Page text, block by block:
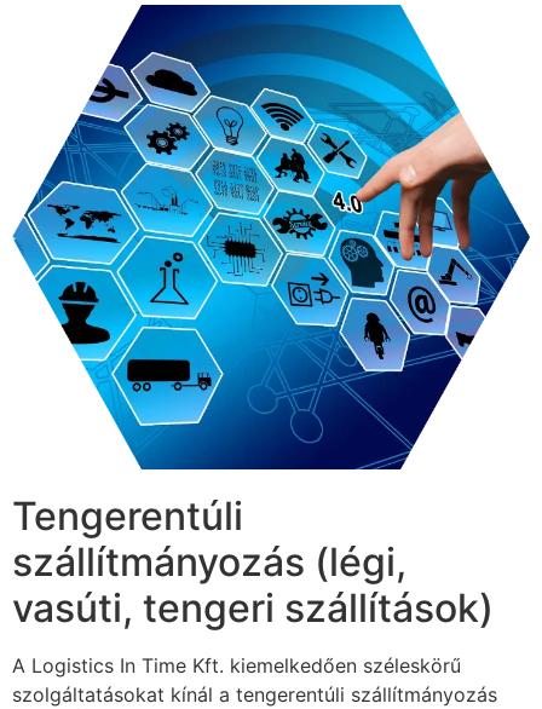
Tengerentúli
szállítmányozás (légi,
vasúti, tengeri szállítások)
A Logistics In Time Kft. kiemelkedően széleskörű
szolgáltatásokat kínál a tengerentúli szállítmányozás